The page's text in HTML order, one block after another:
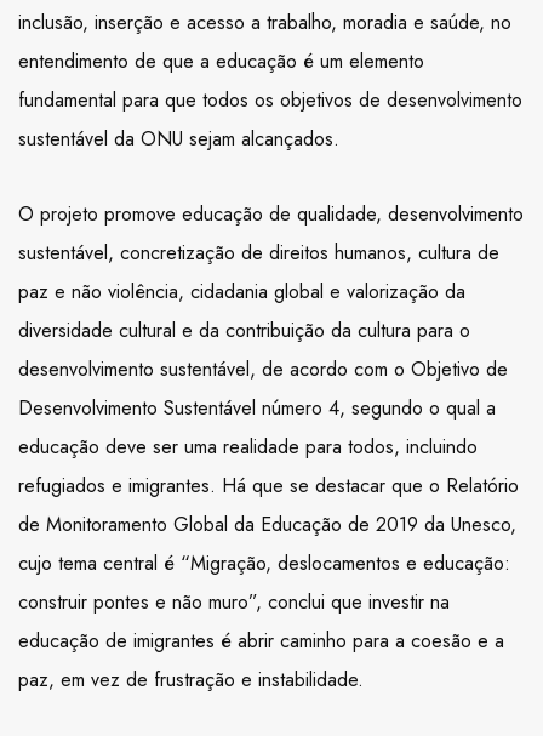
inclusão, inserção e acesso a trabalho, moradia e saúde, no
entendimento de que a educação é um elemento
fundamental para que todos os objetivos de desenvolvimento
sustentável da ONU sejam alcançados.
O projeto promove educação de qualidade, desenvolvimento
sustentável, concretização de direitos humanos, cultura de
paz e não violência, cidadania global e valorização da
diversidade cultural e da contribuição da cultura para o
desenvolvimento sustentável, de acordo com o Objetivo de
Desenvolvimento Sustentável número 4, segundo o qual a
educação deve ser uma realidade para todos, incluindo
refugiados e imigrantes. Há que se destacar que o Relatório
de Monitoramento Global da Educação de 2019 da Unesco,
cujo tema central é “Migração, deslocamentos e educação:
construir pontes e não muro”, conclui que investir na
educação de imigrantes é abrir caminho para a coesão e a
paz, em vez de frustração e instabilidade.